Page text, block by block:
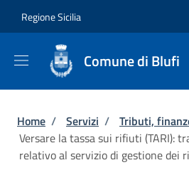
Regione Sicilia
Comune di Blufi
Briciole di pane
Home / Servizi / Tributi,
Versare la tassa sui rifiuti (TARI):
relativo al servizio di gestione dei